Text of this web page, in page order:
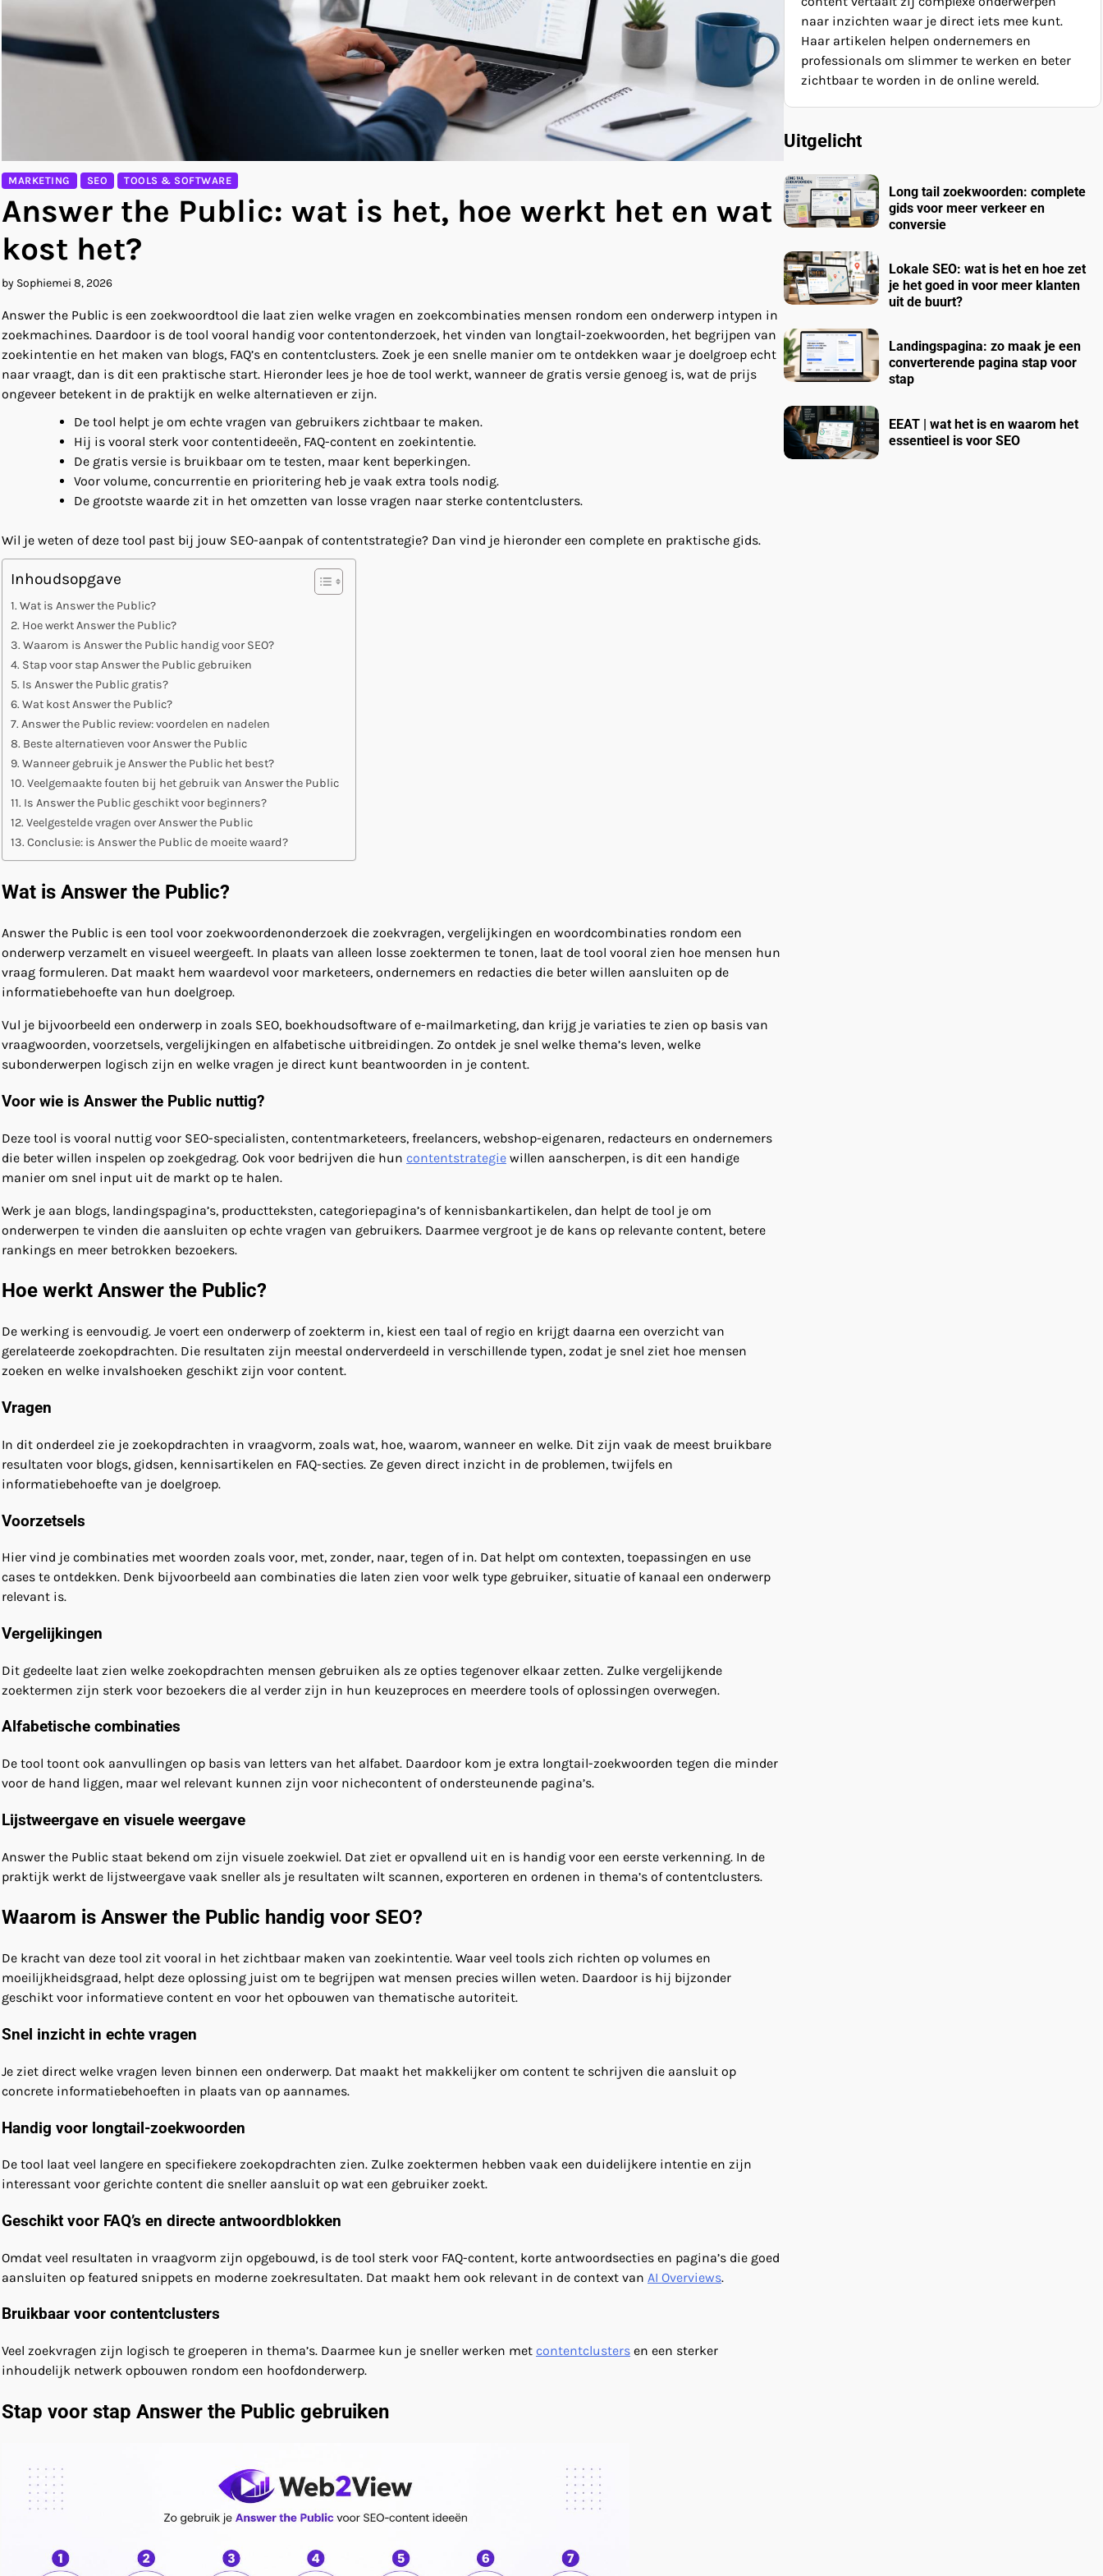
MARKETING SEO TOOLS & SOFTWARE
Answer the Public: wat is het, hoe werkt het en wat
kost het?
by Sophiemei 8, 2026
Answer the Public is een zoekwoordtool die laat zien welke vragen en zoekcombinaties mensen rondom een onderwerp intypen in
zoekmachines. Daardoor is de tool vooral handig voor contentonderzoek, het vinden van longtail-zoekwoorden, het begrijpen van
zoekintentie en het maken van blogs, FAQ’s en contentclusters. Zoek je een snelle manier om te ontdekken waar je doelgroep echt
naar vraagt, dan is dit een praktische start. Hieronder lees je hoe de tool werkt, wanneer de gratis versie genoeg is, wat de prijs
ongeveer betekent in de praktijk en welke alternatieven er zijn.
De tool helpt je om echte vragen van gebruikers zichtbaar te maken.
Hij is vooral sterk voor contentideeën, FAQ-content en zoekintentie.
De gratis versie is bruikbaar om te testen, maar kent beperkingen.
Voor volume, concurrentie en prioritering heb je vaak extra tools nodig.
De grootste waarde zit in het omzetten van losse vragen naar sterke contentclusters.
Wil je weten of deze tool past bij jouw SEO-aanpak of contentstrategie? Dan vind je hieronder een complete en praktische gids.
Inhoudsopgave
Wat is Answer the Public?
Hoe werkt Answer the Public?
Waarom is Answer the Public handig voor SEO?
Stap voor stap Answer the Public gebruiken
Is Answer the Public gratis?
Wat kost Answer the Public?
Answer the Public review: voordelen en nadelen
Beste alternatieven voor Answer the Public
Wanneer gebruik je Answer the Public het best?
Veelgemaakte fouten bij het gebruik van Answer the Public
Is Answer the Public geschikt voor beginners?
Veelgestelde vragen over Answer the Public
Conclusie: is Answer the Public de moeite waard?
Wat is Answer the Public?
Answer the Public is een tool voor zoekwoordenonderzoek die zoekvragen, vergelijkingen en woordcombinaties rondom een
onderwerp verzamelt en visueel weergeeft. In plaats van alleen losse zoektermen te tonen, laat de tool vooral zien hoe mensen hun
vraag formuleren. Dat maakt hem waardevol voor marketeers, ondernemers en redacties die beter willen aansluiten op de
informatiebehoefte van hun doelgroep.
Vul je bijvoorbeeld een onderwerp in zoals SEO, boekhoudsoftware of e-mailmarketing, dan krijg je variaties te zien op basis van
vraagwoorden, voorzetsels, vergelijkingen en alfabetische uitbreidingen. Zo ontdek je snel welke thema’s leven, welke
subonderwerpen logisch zijn en welke vragen je direct kunt beantwoorden in je content.
Voor wie is Answer the Public nuttig?
Deze tool is vooral nuttig voor SEO-specialisten, contentmarketeers, freelancers, webshop-eigenaren, redacteurs en ondernemers
die beter willen inspelen op zoekgedrag. Ook voor bedrijven die hun contentstrategie willen aanscherpen, is dit een handige
manier om snel input uit de markt op te halen.
Werk je aan blogs, landingspagina’s, productteksten, categoriepagina’s of kennisbankartikelen, dan helpt de tool je om
onderwerpen te vinden die aansluiten op echte vragen van gebruikers. Daarmee vergroot je de kans op relevante content, betere
rankings en meer betrokken bezoekers.
Hoe werkt Answer the Public?
De werking is eenvoudig. Je voert een onderwerp of zoekterm in, kiest een taal of regio en krijgt daarna een overzicht van
gerelateerde zoekopdrachten. Die resultaten zijn meestal onderverdeeld in verschillende typen, zodat je snel ziet hoe mensen
zoeken en welke invalshoeken geschikt zijn voor content.
Vragen
In dit onderdeel zie je zoekopdrachten in vraagvorm, zoals wat, hoe, waarom, wanneer en welke. Dit zijn vaak de meest bruikbare
resultaten voor blogs, gidsen, kennisartikelen en FAQ-secties. Ze geven direct inzicht in de problemen, twijfels en
informatiebehoefte van je doelgroep.
Voorzetsels
Hier vind je combinaties met woorden zoals voor, met, zonder, naar, tegen of in. Dat helpt om contexten, toepassingen en use
cases te ontdekken. Denk bijvoorbeeld aan combinaties die laten zien voor welk type gebruiker, situatie of kanaal een onderwerp
relevant is.
Vergelijkingen
Dit gedeelte laat zien welke zoekopdrachten mensen gebruiken als ze opties tegenover elkaar zetten. Zulke vergelijkende
zoektermen zijn sterk voor bezoekers die al verder zijn in hun keuzeproces en meerdere tools of oplossingen overwegen.
Alfabetische combinaties
De tool toont ook aanvullingen op basis van letters van het alfabet. Daardoor kom je extra longtail-zoekwoorden tegen die minder
voor de hand liggen, maar wel relevant kunnen zijn voor nichecontent of ondersteunende pagina’s.
Lijstweergave en visuele weergave
Answer the Public staat bekend om zijn visuele zoekwiel. Dat ziet er opvallend uit en is handig voor een eerste verkenning. In de
praktijk werkt de lijstweergave vaak sneller als je resultaten wilt scannen, exporteren en ordenen in thema’s of contentclusters.
Waarom is Answer the Public handig voor SEO?
De kracht van deze tool zit vooral in het zichtbaar maken van zoekintentie. Waar veel tools zich richten op volumes en
moeilijkheidsgraad, helpt deze oplossing juist om te begrijpen wat mensen precies willen weten. Daardoor is hij bijzonder
geschikt voor informatieve content en voor het opbouwen van thematische autoriteit.
Snel inzicht in echte vragen
Je ziet direct welke vragen leven binnen een onderwerp. Dat maakt het makkelijker om content te schrijven die aansluit op
concrete informatiebehoeften in plaats van op aannames.
Handig voor longtail-zoekwoorden
De tool laat veel langere en specifiekere zoekopdrachten zien. Zulke zoektermen hebben vaak een duidelijkere intentie en zijn
interessant voor gerichte content die sneller aansluit op wat een gebruiker zoekt.
Geschikt voor FAQ’s en directe antwoordblokken
Omdat veel resultaten in vraagvorm zijn opgebouwd, is de tool sterk voor FAQ-content, korte antwoordsecties en pagina’s die goed
aansluiten op featured snippets en moderne zoekresultaten. Dat maakt hem ook relevant in de context van AI Overviews.
Bruikbaar voor contentclusters
Veel zoekvragen zijn logisch te groeperen in thema’s. Daarmee kun je sneller werken met contentclusters en een sterker
inhoudelijk netwerk opbouwen rondom een hoofdonderwerp.
Stap voor stap Answer the Public gebruiken
naar inzichten waar je direct iets mee kunt.
Haar artikelen helpen ondernemers en
professionals om slimmer te werken en beter
zichtbaar te worden in de online wereld.
Uitgelicht
Long tail zoekwoorden: complete
gids voor meer verkeer en
conversie
Lokale SEO: wat is het en hoe zet
je het goed in voor meer klanten
uit de buurt?
Landingspagina: zo maak je een
converterende pagina stap voor
stap
EEAT | wat het is en waarom het
essentieel is voor SEO